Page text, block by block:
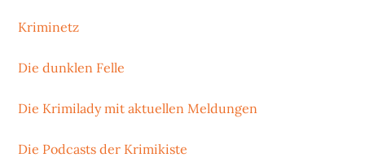
Kriminetz
Die dunklen Felle
Die Krimilady mit aktuellen Meldungen
Die Podcasts der Krimikiste